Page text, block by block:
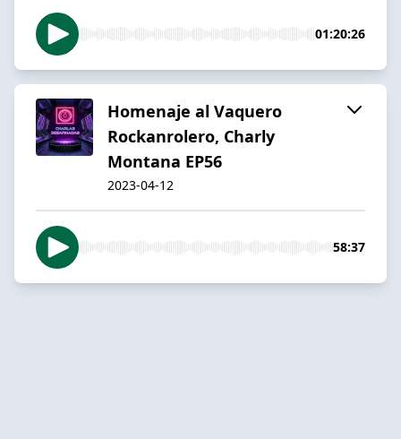
01:20:26
Homenaje al Vaquero
Rockanrolero, Charly
Montana EP56
2023-04-12
58:37